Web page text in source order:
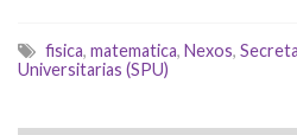
fisica, matematica, Nexos,
Universitarias (SPU)